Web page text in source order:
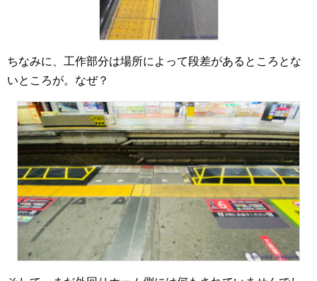
ちなみに、工作部分は場所によって段差があるところとな
いところが。なぜ？